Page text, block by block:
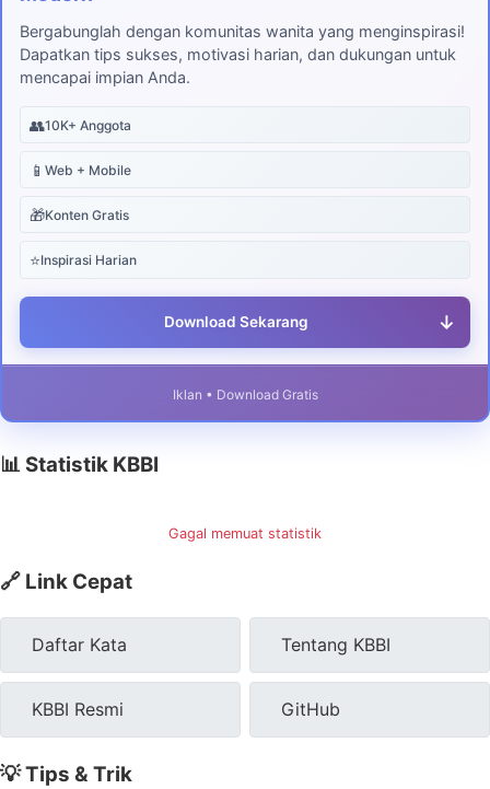
Bergabunglah dengan komunitas wanita yang menginspirasi!
Dapatkan tips sukses, motivasi harian, dan dukungan untuk
mencapai impian Anda.
👥10K+ Anggota
📱 Web + Mobile
🎁Konten Gratis
⭐Inspirasi Harian
Download Sekarang ↓
Iklan • Download Gratis
📊 Statistik KBBI
Gagal memuat statistik
🔗 Link Cepat
Daftar Kata Tentang KBBI
KBBI Resmi GitHub
💡 Tips & Trik